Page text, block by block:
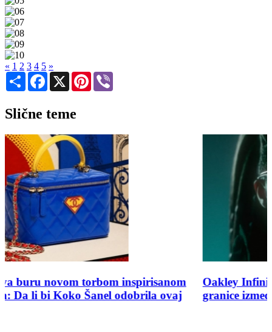
« 1 2 3 4 5 »
Share Facebook
X Pinterest
Slične teme
Oakley Infiniloop: Futurističke naočare koje brišu
granice između tehnologije i dizajna